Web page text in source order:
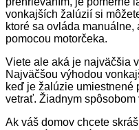
vonkajších žalúzií si
ktoré sa ovláda
pomocou motorčeka.
Viete ale aká je najväčšia
Najväčšou výhodou
keď je žalúzie umiestnené
vetrať. Žiadnym
Ak váš domov chcete